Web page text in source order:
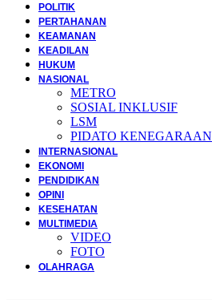
POLITIK
PERTAHANAN
KEAMANAN
KEADILAN
HUKUM
NASIONAL
METRO
SOSIAL INKLUSIF
LSM
PIDATO KENEGARAAN
INTERNASIONAL
EKONOMI
PENDIDIKAN
OPINI
KESEHATAN
MULTIMEDIA
VIDEO
FOTO
OLAHRAGA